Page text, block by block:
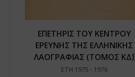
ΕΠΕΤΗΡΙΣ ΤΟΥ ΚΕΝΤΡΟΥ
ΕΡΕΥΝΗΣ ΤΗΣ ΕΛΛΗΝΙΚΗΣ
ΛΑΟΓΡΑΦΙΑΣ (ΤΟΜΟΣ ΚΔ΄)
ΕΤΗ 1975 - 1976